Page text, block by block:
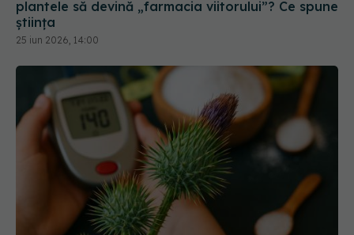
Planta care scade glicemia și ajută digestia
23 aug 2025, 18:16